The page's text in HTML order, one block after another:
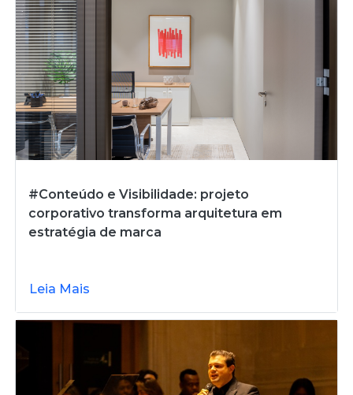
#Conteúdo e Visibilidade: projeto
corporativo transforma arquitetura em
estratégia de marca
Leia Mais